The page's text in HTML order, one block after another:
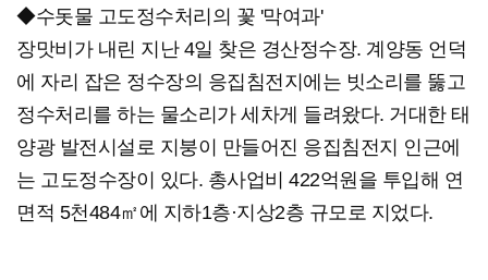
◆수돗물 고도정수처리의 꽃 '막여과'
장맛비가 내린 지난 4일 찾은 경산정수장. 계양동 언덕
에 자리 잡은 정수장의 응집침전지에는 빗소리를 뚫고
정수처리를 하는 물소리가 세차게 들려왔다. 거대한 태
양광 발전시설로 지붕이 만들어진 응집침전지 인근에
는 고도정수장이 있다. 총사업비 422억원을 투입해 연
면적 5천484㎡에 지하1층·지상2층 규모로 지었다.